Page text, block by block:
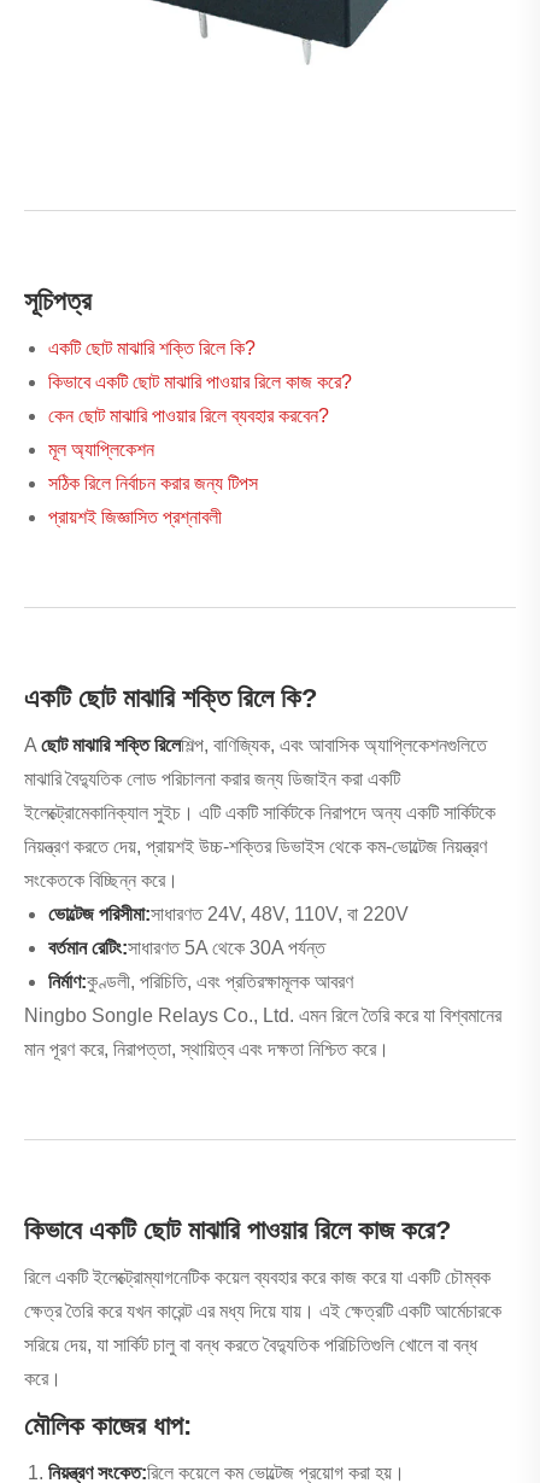
সূচিপত্র
একটি ছোট মাঝারি শক্তি রিলে কি?
কিভাবে একটি ছোট মাঝারি পাওয়ার রিলে কাজ করে?
কেন ছোট মাঝারি পাওয়ার রিলে ব্যবহার করবেন?
মূল অ্যাপ্লিকেশন
সঠিক রিলে নির্বাচন করার জন্য টিপস
প্রায়শই জিজ্ঞাসিত প্রশ্নাবলী
একটি ছোট মাঝারি শক্তি রিলে কি?
A ছোট মাঝারি শক্তি রিলেশিল্প, বাণিজ্যিক, এবং আবাসিক অ্যাপ্লিকেশনগুলিতে
মাঝারি বৈদ্যুতিক লোড পরিচালনা করার জন্য ডিজাইন করা একটি
ইলেক্ট্রোমেকানিক্যাল সুইচ। এটি একটি সার্কিটকে নিরাপদে অন্য একটি সার্কিটকে
নিয়ন্ত্রণ করতে দেয়, প্রায়শই উচ্চ-শক্তির ডিভাইস থেকে কম-ভোল্টেজ নিয়ন্ত্রণ
সংকেতকে বিচ্ছিন্ন করে।
ভোল্টেজ পরিসীমা:সাধারণত 24V, 48V, 110V, বা 220V
বর্তমান রেটিং:সাধারণত 5A থেকে 30A পর্যন্ত
নির্মাণ:কুণ্ডলী, পরিচিতি, এবং প্রতিরক্ষামূলক আবরণ
Ningbo Songle Relays Co., Ltd. এমন রিলে তৈরি করে যা বিশ্বমানের
মান পূরণ করে, নিরাপত্তা, স্থায়িত্ব এবং দক্ষতা নিশ্চিত করে।
কিভাবে একটি ছোট মাঝারি পাওয়ার রিলে কাজ করে?
রিলে একটি ইলেক্ট্রোম্যাগনেটিক কয়েল ব্যবহার করে কাজ করে যা একটি চৌম্বক
ক্ষেত্র তৈরি করে যখন কারেন্ট এর মধ্য দিয়ে যায়। এই ক্ষেত্রটি একটি আর্মেচারকে
সরিয়ে দেয়, যা সার্কিট চালু বা বন্ধ করতে বৈদ্যুতিক পরিচিতিগুলি খোলে বা বন্ধ
করে।
মৌলিক কাজের ধাপ:
নিয়ন্ত্রণ সংকেত:রিলে কয়েলে কম ভোল্টেজ প্রয়োগ করা হয়।